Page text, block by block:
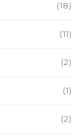
(18)
(11)
(2)
(1)
(2)